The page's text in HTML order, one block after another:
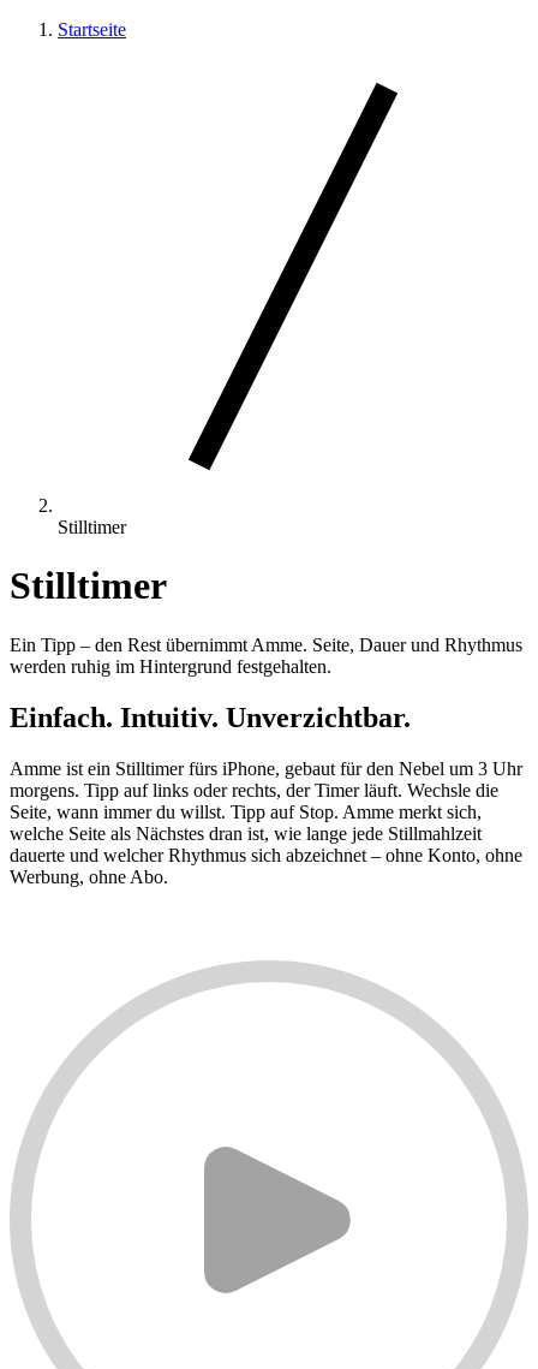
Startseite
Stilltimer
Stilltimer
Ein Tipp – den Rest übernimmt Amme. Seite, Dauer und Rhythmus
werden ruhig im Hintergrund festgehalten.
Einfach. Intuitiv. Unverzichtbar.
Amme ist ein Stilltimer fürs iPhone, gebaut für den Nebel um 3 Uhr
morgens. Tipp auf links oder rechts, der Timer läuft. Wechsle die
Seite, wann immer du willst. Tipp auf Stop. Amme merkt sich,
welche Seite als Nächstes dran ist, wie lange jede Stillmahlzeit
dauerte und welcher Rhythmus sich abzeichnet – ohne Konto, ohne
Werbung, ohne Abo.